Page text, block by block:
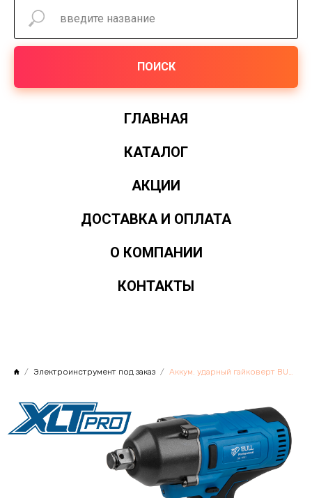
ПОИСК
ГЛАВНАЯ
КАТАЛОГ
АКЦИИ
ДОСТАВКА И ОПЛАТА
О КОМПАНИИ
КОНТАКТЫ
Электроинструмент под заказ